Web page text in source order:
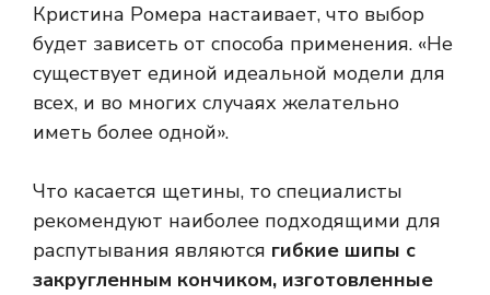
Кристина Ромера настаивает, что выбор
будет зависеть от способа применения. «Не
существует единой идеальной модели для
всех, и во многих случаях желательно
иметь более одной».
Что касается щетины, то специалисты
рекомендуют наиболее подходящими для
распутывания являются гибкие шипы с
закругленным кончиком, изготовленные